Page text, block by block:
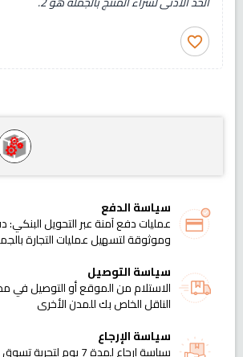
favorite_border
سياسة الدفع
عمليات دفع آمنة عبر التحويل
وموثوقة لتسهيل عمليات التجارة
سياسة التوصيل
الاستلام من الموقع أو التوصيل في
الناقل الخاص بك للمدن الأخرى
سياسة الإرجاع
سياسة إرجاع لمدة 7 يوم